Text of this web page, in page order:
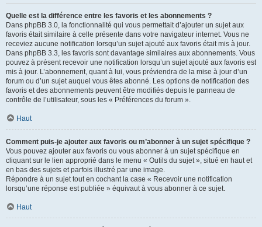
Quelle est la différence entre les favoris et les abonnements ?
Dans phpBB 3.0, la fonctionnalité qui vous permettait d’ajouter un sujet aux
favoris était similaire à celle présente dans votre navigateur internet. Vous ne
receviez aucune notification lorsqu’un sujet ajouté aux favoris était mis à jour.
Dans phpBB 3.3, les favoris sont davantage similaires aux abonnements. Vous
pouvez à présent recevoir une notification lorsqu’un sujet ajouté aux favoris est
mis à jour. L’abonnement, quant à lui, vous préviendra de la mise à jour d’un
forum ou d’un sujet auquel vous êtes abonné. Les options de notification des
favoris et des abonnements peuvent être modifiés depuis le panneau de
contrôle de l’utilisateur, sous les « Préférences du forum ».
Haut
Comment puis-je ajouter aux favoris ou m’abonner à un sujet spécifique ?
Vous pouvez ajouter aux favoris ou vous abonner à un sujet spécifique en
cliquant sur le lien approprié dans le menu « Outils du sujet », situé en haut et
en bas des sujets et parfois illustré par une image.
Répondre à un sujet tout en cochant la case « Recevoir une notification
lorsqu’une réponse est publiée » équivaut à vous abonner à ce sujet.
Haut